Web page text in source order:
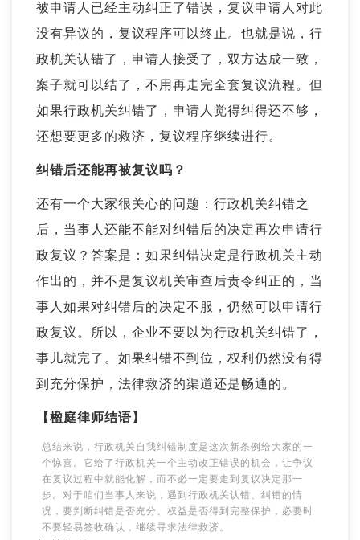
被申请人已经主动纠正了错误，复议申请人对此
没有异议的，复议程序可以终止。也就是说，行
政机关认错了，申请人接受了，双方达成一致，
案子就可以结了，不用再走完全套复议流程。但
如果行政机关纠错了，申请人觉得纠得还不够，
还想要更多的救济，复议程序继续进行。
纠错后还能再被复议吗？
还有一个大家很关心的问题：行政机关纠错之
后，当事人还能不能对纠错后的决定再次申请行
政复议？答案是：如果纠错决定是行政机关主动
作出的，并不是复议机关审查后责令纠正的，当
事人如果对纠错后的决定不服，仍然可以申请行
政复议。所以，企业不要以为行政机关纠错了，
事儿就完了。如果纠错不到位，权利仍然没有得
到充分保护，法律救济的渠道还是畅通的。
【楹庭律师结语】
总结来说，行政机关自我纠错制度是这次新条例给大家的一
个惊喜。它给了行政机关一个主动改正错误的机会，让争议
在复议过程中就能化解，而不必一定要走到复议决定那一
步。对于咱们当事人来说，遇到行政机关认错、纠错的情
况，要判断纠错是否充分、权益是否得到完整保护，必要时
不要轻易签收确认，继续寻求法律救济。